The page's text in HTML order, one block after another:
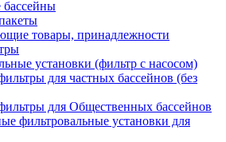
товары, принадлежности
установки (фильтр с насосом)
для частных бассейнов (без
для Общественных бассейнов
фильтровальные установки для